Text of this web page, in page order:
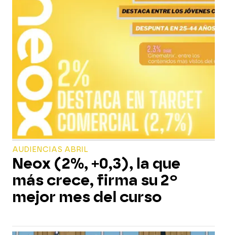
AUDIENCIAS ABRIL
Neox (2%, +0,3), la que
más crece, firma su 2º
mejor mes del curso